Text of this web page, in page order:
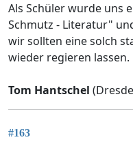
Als Schüler wurde uns
Schmutz - Literatur"
wir sollten eine solch
wieder regieren lassen.
Tom Hantschel
#163